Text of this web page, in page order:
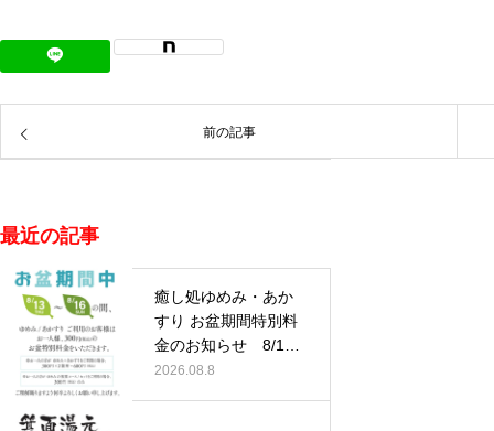
前の記事
最近の記事
癒し処ゆめみ・あか
すり お盆期間特別料
金のお知らせ 8/13
(木)…
2026.08.8